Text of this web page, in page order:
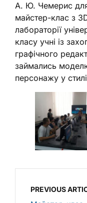
А. Ю. Чемерис для
майстер-клас з
лабораторії
класу учні із
графічного
займались
персонажу у
PREVIOUS